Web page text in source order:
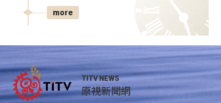
more
TITV NEWS
原視新聞網